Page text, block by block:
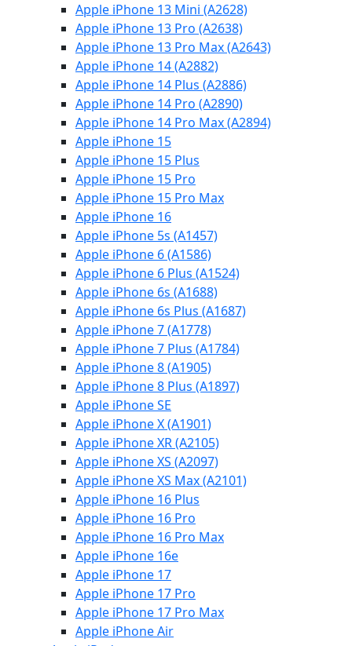
Apple iPhone 13 Mini (A2628)
Apple iPhone 13 Pro (A2638)
Apple iPhone 13 Pro Max (A2643)
Apple iPhone 14 (A2882)
Apple iPhone 14 Plus (A2886)
Apple iPhone 14 Pro (A2890)
Apple iPhone 14 Pro Max (A2894)
Apple iPhone 15
Apple iPhone 15 Plus
Apple iPhone 15 Pro
Apple iPhone 15 Pro Max
Apple iPhone 16
Apple iPhone 5s (A1457)
Apple iPhone 6 (A1586)
Apple iPhone 6 Plus (A1524)
Apple iPhone 6s (A1688)
Apple iPhone 6s Plus (A1687)
Apple iPhone 7 (A1778)
Apple iPhone 7 Plus (A1784)
Apple iPhone 8 (A1905)
Apple iPhone 8 Plus (A1897)
Apple iPhone SE
Apple iPhone X (A1901)
Apple iPhone XR (A2105)
Apple iPhone XS (A2097)
Apple iPhone XS Max (A2101)
Apple iPhone 16 Plus
Apple iPhone 16 Pro
Apple iPhone 16 Pro Max
Apple iPhone 16e
Apple iPhone 17
Apple iPhone 17 Pro
Apple iPhone 17 Pro Max
Apple iPhone Air